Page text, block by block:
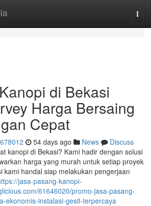
di Bekasi
Harga Bersaing
Cepat
54 days ago News
Discuss
kanopi di Bekasi? Kami hadir dengan solusi
harga yang murah untuk setiap proyek
kami handal siap melakukan pengerjaan
jasa-pasang-kanopi-
61646020/promo-jasa-pasang-
ekonomis-instalasi-gesit-terpercaya